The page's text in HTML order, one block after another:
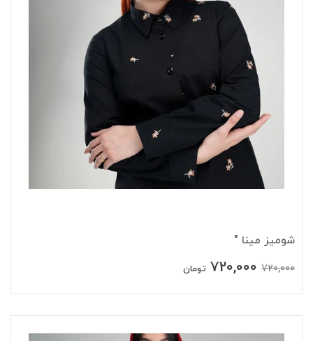
شومیز مینا "
720,000
720,000 تومان